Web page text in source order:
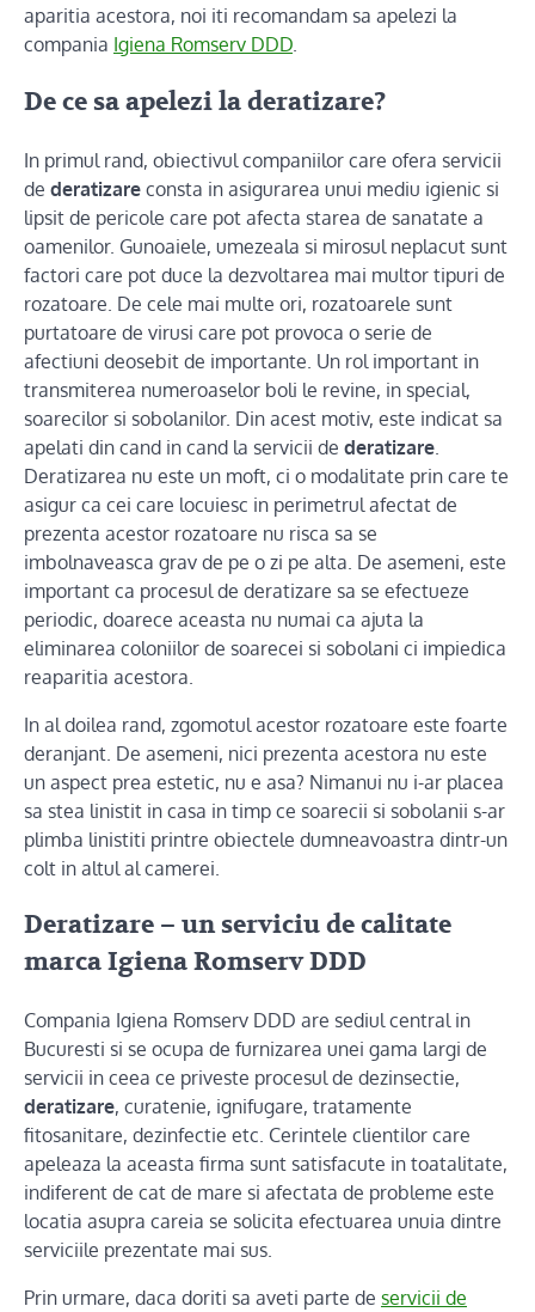
aparitia acestora, noi iti recomandam sa apelezi la
compania Igiena Romserv DDD.
De ce sa apelezi la deratizare?
In primul rand, obiectivul companiilor care ofera servicii
de deratizare consta in asigurarea unui mediu igienic si
lipsit de pericole care pot afecta starea de sanatate a
oamenilor. Gunoaiele, umezeala si mirosul neplacut sunt
factori care pot duce la dezvoltarea mai multor tipuri de
rozatoare. De cele mai multe ori, rozatoarele sunt
purtatoare de virusi care pot provoca o serie de
afectiuni deosebit de importante. Un rol important in
transmiterea numeroaselor boli le revine, in special,
soarecilor si sobolanilor. Din acest motiv, este indicat sa
apelati din cand in cand la servicii de deratizare
Deratizarea nu este un moft, ci o modalitate prin care te
asigur ca cei care locuiesc in perimetrul afectat de
prezenta acestor rozatoare nu risca sa se
imbolnaveasca grav de pe o zi pe alta. De asemeni, este
important ca procesul de deratizare sa se efectueze
periodic, doarece aceasta nu numai ca ajuta la
eliminarea coloniilor de soarecei si sobolani ci impiedica
reaparitia acestora.
In al doilea rand, zgomotul acestor rozatoare este foarte
deranjant. De asemeni, nici prezenta acestora nu este
un aspect prea estetic, nu e asa? Nimanui nu i-ar placea
sa stea linistit in casa in timp ce soarecii si sobolanii s-ar
plimba linistiti printre obiectele dumneavoastra dintr-un
colt in altul al camerei.
Deratizare – un serviciu de calitate
marca Igiena Romserv DDD
Compania Igiena Romserv DDD are sediul central in
Bucuresti si se ocupa de furnizarea unei gama largi de
servicii in ceea ce priveste procesul de dezinsectie,
deratizare, curatenie, ignifugare, tratamente
fitosanitare, dezinfectie etc. Cerintele clientilor care
apeleaza la aceasta firma sunt satisfacute in toatalitate,
indiferent de cat de mare si afectata de probleme este
locatia asupra careia se solicita efectuarea unuia dintre
serviciile prezentate mai sus.
Prin urmare, daca doriti sa aveti parte de servicii de